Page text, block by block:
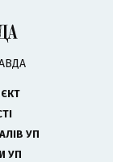
УП
УП